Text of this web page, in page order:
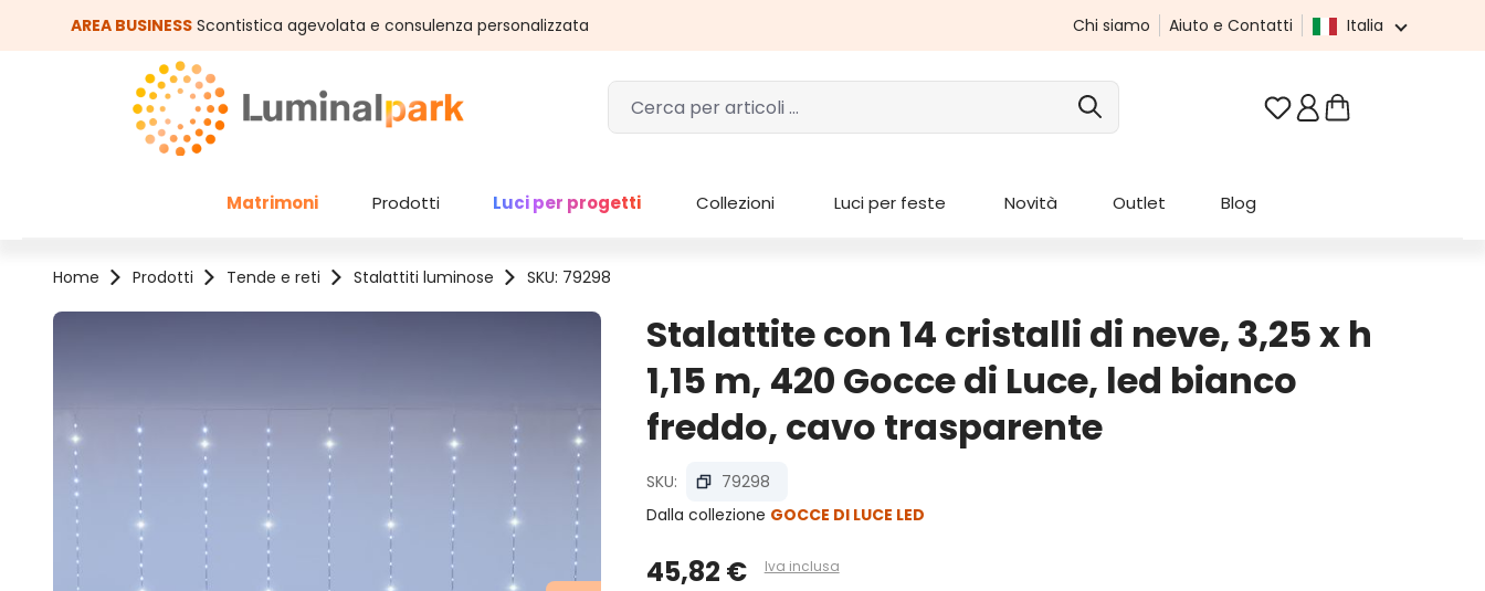
al contenuto principale
Salta alla ricerca
AREA BUSINESS Scontistica agevolata e consulenza personalizzata Chi siamo Aiuto e Contatti Italia
Hai 0 articoli nella
Matrimoni Prodotti Luci per progetti Collezioni Luci per feste Novità Outlet Blog
Home Prodotti Tende e reti Stalattiti luminose SKU: 79298
Salta la galleria di immagini
Stalattite con 14 cristalli di neve, 3,25 x h
1,15 m, 420 Gocce di Luce, led bianco
freddo, cavo trasparente
SKU:
79298
Dalla collezione GOCCE DI LUCE LED
45,82 € Iva inclusa